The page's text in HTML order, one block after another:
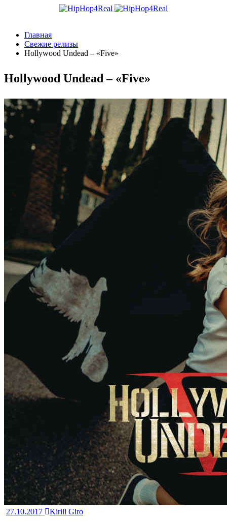
Главная
Свежие релизы
Hollywood Undead – «Five»
Hollywood Undead – «Five»
27.10.2017
Kirill Giro